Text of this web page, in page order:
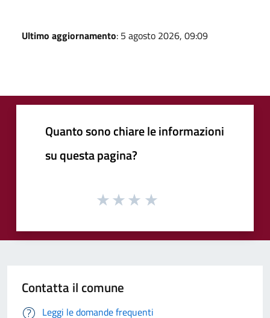
Ultimo aggiornamento: 5 agosto 2026, 09:09
Quanto sono chiare le informazioni
su questa pagina?
Contatta il comune
Leggi le domande frequenti